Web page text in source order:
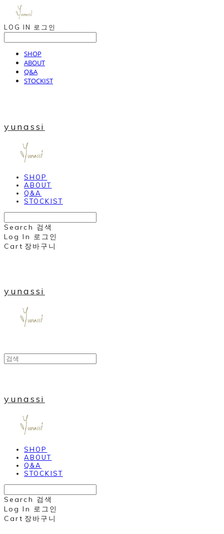
LOG IN 로그인
SHOP
ABOUT
Q&A
STOCKIST
yunassi
SHOP
ABOUT
Q&A
STOCKIST
Search 검색
Log In 로그인
Cart 장바구니
yunassi
yunassi
SHOP
ABOUT
Q&A
STOCKIST
Search 검색
Log In 로그인
Cart 장바구니